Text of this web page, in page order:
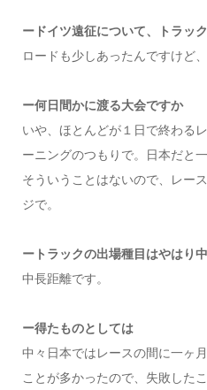
ードイツ遠征について、トラッ
ロードも少しあったんですけど
ー何日間かに渡る大会ですか
いや、ほとんどが１日で終わる
ーニングのつもりで。日本だと
そういうことはないので、レー
ジで。
ートラックの出場種目はやはり
中長距離です。
ー得たものとしては
中々日本ではレースの間に一ヶ
ことが多かったので、失敗した